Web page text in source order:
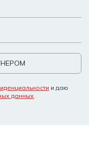
и даю
данных.